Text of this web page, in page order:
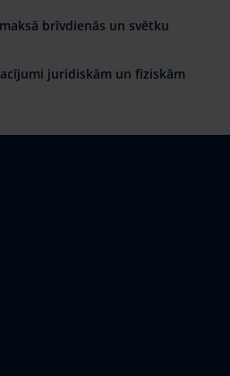
brīvdienās un svētku
juridiskām un fiziskām